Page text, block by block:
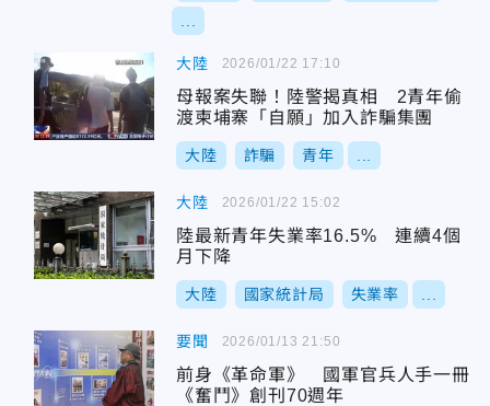
大陸
母報案失聯！陸警揭真相 2青年偷
渡柬埔寨「自願」加入詐騙集團
大陸 詐騙 青年
2026/01/22 17:10
大陸
陸最新青年失業率16.5% 連續4個
月下降
大陸 國家統計局 失業率
2026/01/22 15:02
要聞
前身《革命軍》 國軍官兵人手一冊
《奮鬥》創刊70週年
2026/01/13 21:50